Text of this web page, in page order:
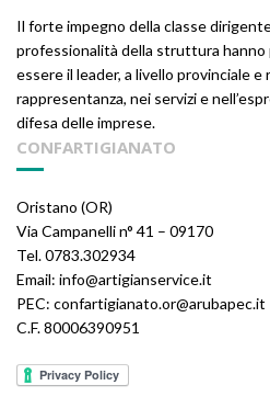
Il forte impegno della classe
professionalità della struttura hanno
essere il leader, a livello provinciale e
rappresentanza, nei servizi e
difesa delle imprese.
CONFARTIGIANATO
Oristano (OR)
Via Campanelli n° 41 – 09170
Tel. 0783.302934
Email: info@artigianservice.it
PEC: confartigianato.or@arubapec.it
C.F. 80006390951